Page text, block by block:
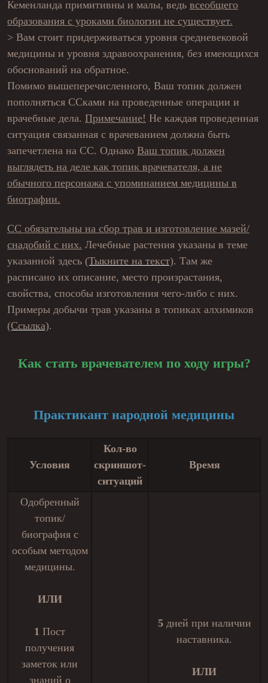
Кеменланда примитивны и малы, ведь всеобщего
образования с уроками биологии не существует.
> Вам стоит придерживаться уровня средневековой
медицины и уровня здравоохранения, без имеющихся
обоснований на обратное.
Помимо вышеперечисленного, Ваш топик должен
пополняться ССками на проведенные операции и
врачебные дела. Примечание! Не каждая проведенная
ситуация связанная с врачеванием должна быть
запечетлена на СС. Однако Ваш топик должен
выглядеть на деле как топик врачевателя, а не
обычного персонажа с упоминанием медицины в
биографии.
СС обязательны на сбор трав и изготовление мазей/
снадобий с них. Лечебные растения указаны в теме
указанной здесь (Тыкните на текст). Там же
расписано их описание, место произрастания,
свойства, способы изготовления чего-либо с них.
Примеры добычи трав указаны в топиках алхимиков
(Ссылка).
Как стать врачевателем по ходу игры?
Практикант народной медицины
Условия
Кол-во
скриншот-
ситуаций
Время
Одобренный
топик/
биография с
особым методом
медицины.
ИЛИ
1 Пост
получения
заметок или
знаний о
5дней при наличии
наставника.
ИЛИ